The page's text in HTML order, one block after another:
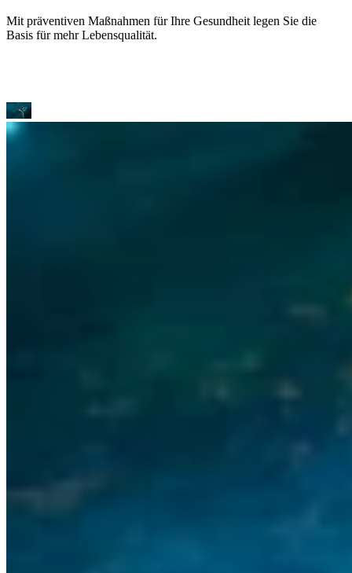
Mit präventiven Maßnahmen für Ihre Gesundheit legen Sie die
Basis für mehr Lebensqualität.